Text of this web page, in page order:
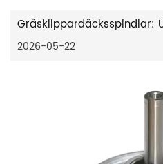
2026-05-22